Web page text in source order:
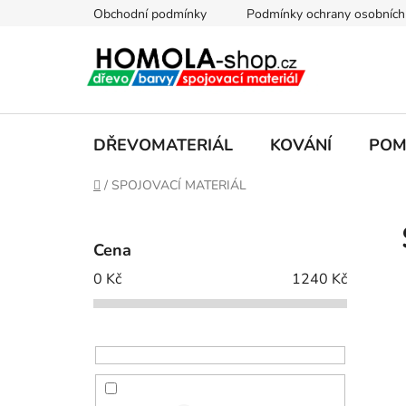
Obchodní podmínky Podmínky ochrany
DŘEVOMATERIÁL KOVÁNÍ
Domů
/ SPOJOVACÍ MATERIÁL
Cena
0 Kč 1240 Kč